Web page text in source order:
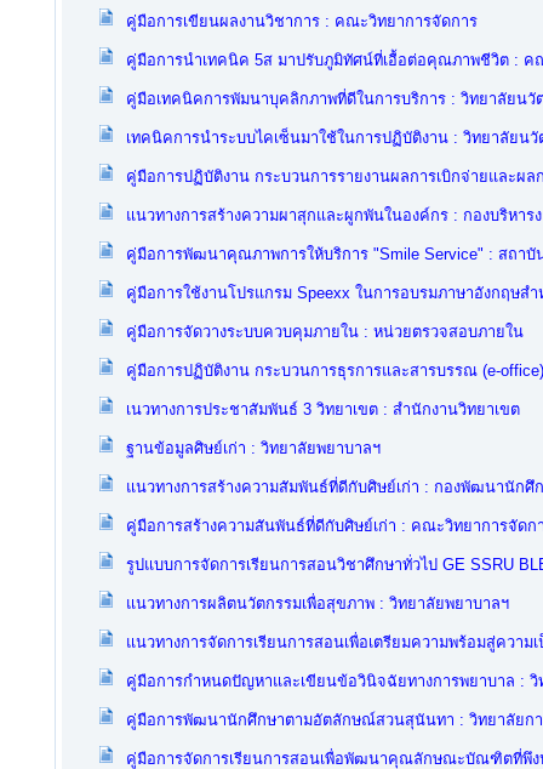
คู่มือการเขียนผลงานวิชาการ : คณะวิทยาการจัดการ
คู่มือการนำเทคนิค 5ส มาปรับภูมิทัศน์ที่เอื้อต่อคุณภาพชีวิต : ค
คู่มือเทคนิคการพัมนาบุคลิกภาพที่ดีในการบริการ : วิทยาลัยนวั
เทคนิคการนำระบบไคเซ็นมาใช้ในการปฏิบัติงาน : วิทยาลัยน
คู่มือการปฏิบัติงาน กระบวนการรายงานผลการเบิกจ่ายและผ
แนวทางการสร้างความผาสุกและผูกพันในองค์กร : กองบริหาร
คู่มือการพัฒนาคุณภาพการให้บริการ "Smile Service" : สถา
คู่มือการใช้งานโปรแกรม Speexx ในการอบรมภาษาอังกฤษส
คู่มือการจัดวางระบบควบคุมภายใน : หน่วยตรวจสอบภายใน
คู่มือการปฏิบัติงาน กระบวนการธุรการและสารบรรณ (e-
เนวทางการประชาสัมพันธ์ 3 วิทยาเขต : สำนักงานวิทยาเขต
ฐานข้อมูลศิษย์เก่า : วิทยาลัยพยาบาลฯ
แนวทางการสร้างความสัมพันธ์ที่ดีกับศิษย์เก่า : กองพัฒนานักศึ
คู่มือการสร้างความสันพันธ์ที่ดีกับศิษย์เก่า : คณะวิทยาการจัดก
รูปแบบการจัดการเรียนการสอนวิชาศึกษาทั่วไป GE SSRU
แนวทางการผลิตนวัตกรรมเพื่อสุขภาพ : วิทยาลัยพยาบาลฯ
แนวทางการจัดการเรียนการสอนเพื่อเตรียมความพร้อมสู่ควา
คู่มือการกำหนดปัญหาและเขียนข้อวินิจฉัยทางการพยาบาล : วิ
คู่มือการพัฒนานักศึกษาตามอัตลักษณ์สวนสุนันทา : วิทยาลัยก
คู่มือการจัดการเรียนการสอนเพื่อพัฒนาคุณลักษณะบัณฑิตที่พึง